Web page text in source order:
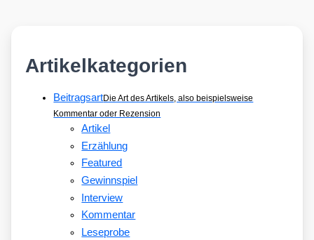
Artikelkategorien
BeitragsartDie Art des Artikels, also beispielsweise
Kommentar oder Rezension
Artikel
Erzählung
Featured
Gewinnspiel
Interview
Kommentar
Leseprobe